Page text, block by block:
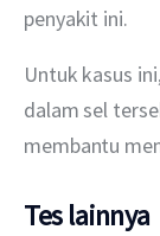
penyakit ini.
Untuk kasus
dalam sel
membantu
Tes lainnya